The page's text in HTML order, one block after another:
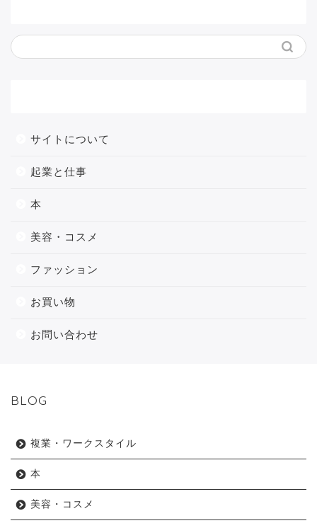
サイトについて
起業と仕事
本
美容・コスメ
ファッション
お買い物
お問い合わせ
BLOG
複業・ワークスタイル
本
美容・コスメ